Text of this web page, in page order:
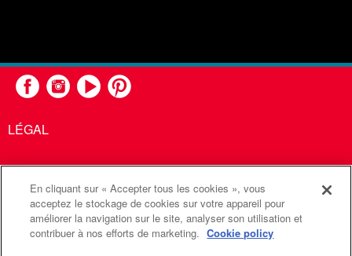
LÉGAL
United Methodist Communications est une agence de l'Église
Méthodiste Unie
Communications Méthodistes Unies. Tous droits
En cliquant sur « Accepter tous les cookies », vous
acceptez le stockage de cookies sur votre appareil pour
améliorer la navigation sur le site, analyser son utilisation et
contribuer à nos efforts de marketing. Cookie policy